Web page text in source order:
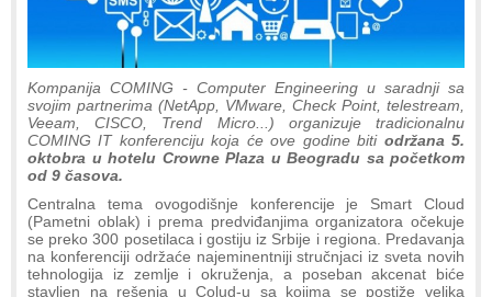
Kompanija COMING - Computer Engineering u saradnji sa
svojim partnerima (NetApp, VMware, Check Point, telestream,
Veeam, CISCO, Trend Micro...) organizuje tradicionalnu
COMING IT konferenciju koja će ove godine biti održana 5.
oktobra u hotelu Crowne Plaza u Beogradu sa početkom
od 9 časova.
Centralna tema ovogodišnje konferencije je Smart Cloud
(Pametni oblak) i prema predviđanjima organizatora očekuje
se preko 300 posetilaca i gostiju iz Srbije i regiona. Predavanja
na konferenciji održaće najeminentniji stručnjaci iz sveta novih
tehnologija iz zemlje i okruženja, a poseban akcenat biće
stavljen na rešenja u Colud-u sa kojima se postiže velika